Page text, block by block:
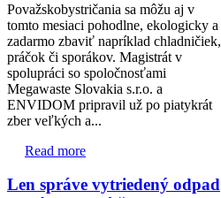
Považskobystričania sa môžu aj v
tomto mesiaci pohodlne, ekologicky a
zadarmo zbaviť napríklad chladničiek,
práčok či sporákov. Magistrát v
spolupráci so spoločnosťami
Megawaste Slovakia s.r.o. a
ENVIDOM pripravil už po piatykrát
zber veľkých a...
Read more
Len správe vytriedený odpad